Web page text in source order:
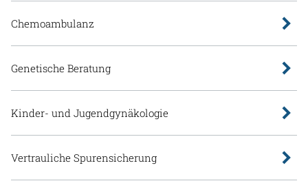
Chemoambulanz
Genetische Beratung
Kinder- und Jugendgynäkologie
Vertrauliche Spurensicherung